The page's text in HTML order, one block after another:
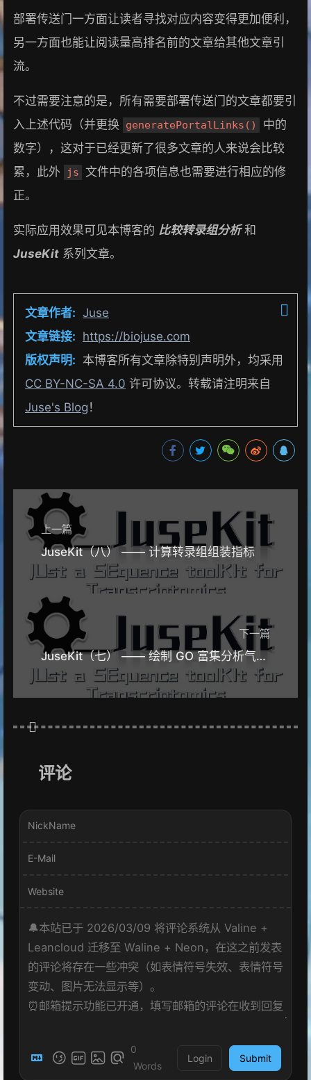
部署传送门一方面让读者寻找对应内容变得更加便利，
另一方面也能让阅读量高排名前的文章给其他文章引
流。
不过需要注意的是，所有需要部署传送门的文章都要引
入上述代码（并更换
generatePortalLinks()
中的
数字），这对于已经更新了很多文章的人来说会比较
累，此外
js 文件中的各项信息也需要进行相应的修
正。
实际应用效果可见本博客的 比较转录组分析和
JuseKit 系列文章。
文章作者: Juse
文章链接: https://biojuse.com
版权声明: 本博客所有文章除特别声明外，均采用
CC BY-NC-SA 4.0 许可协议。转载请注明来自
Juse's Blog ！
上一篇
JuseKit（八） —— 计算转录组组装指标
下一篇
JuseKit（七） —— 绘制 GO 富集分析气泡图
评论
NickName
E-Mail
Website
0
Words
Login Submit